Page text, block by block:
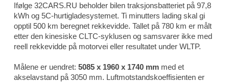
Ifølge 32CARS.RU beholder bilen traksjonsbatteriet på 97,8
kWh og 5C-hurtigladesystemet. Ti minutters lading skal gi
opptil 500 km beregnet rekkevidde. Tallet på 780 km er målt
etter den kinesiske CLTC-syklusen og samsvarer ikke med
reell rekkevidde på motorvei eller resultatet under WLTP.
Målene er uendret: 5085 x 1960 x 1740 mm med et
akselavstand på 3050 mm. Luftmotstandskoeffisienten er